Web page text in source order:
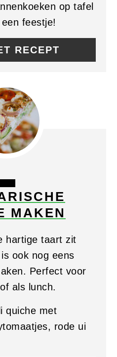
op tafel
feestje!
RECEPT
CREATE
PINTEREST
PIN
MAKEN
hartige taart zit
ook nog eens
Perfect voor
als lunch.
quiche met
rode ui